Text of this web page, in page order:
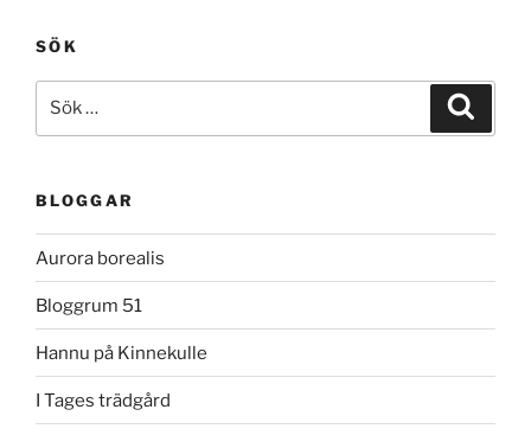
SÖK
efter:
BLOGGAR
Aurora borealis
Bloggrum 51
Hannu på Kinnekulle
I Tages trädgård